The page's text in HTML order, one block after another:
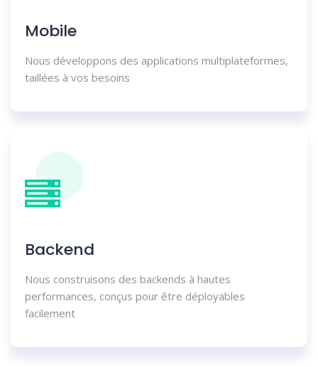
Mobile
Nous développons des applications multiplateformes,
taillées à vos besoins
Backend
Nous construisons des backends à hautes
performances, conçus pour être déployables
facilement